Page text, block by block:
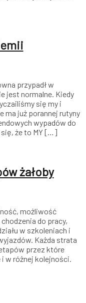
przypadł w
jest normalne. Kiedy
się my i
ma już porannej rutyny
wypadów do
się, że to MY […]
żałoby
możliwość
do pracy,
w szkoleniach i
Każda strata
przez które
w różnej kolejności.